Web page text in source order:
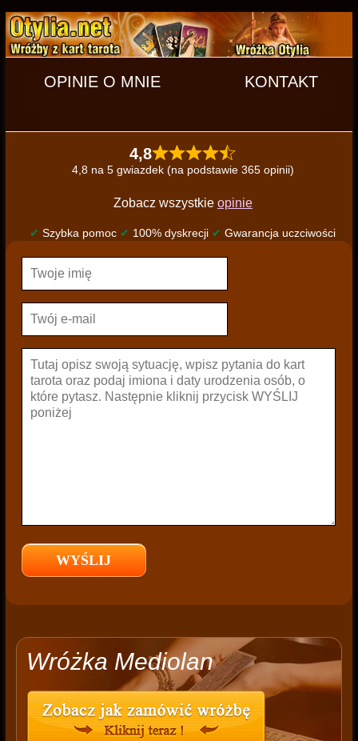
OPINIE O MNIE KONTAKT
4,8
4,8 na 5 gwiazdek (na podstawie 365 opinii)
Zobacz wszystkie opinie
✔ Szybka pomoc ✔ 100% dyskrecji ✔ Gwarancja uczciwości
Wróżka Mediolan